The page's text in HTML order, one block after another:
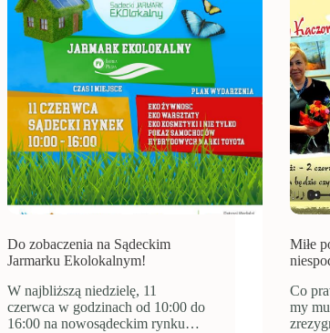
Do zobaczenia na Sądeckim
Jarmarku Ekolokalnym!
W najbliższą niedzielę, 11
czerwca w godzinach od 10:00 do
16:00 na nowosądeckim rynku…
Miłe
Co
my